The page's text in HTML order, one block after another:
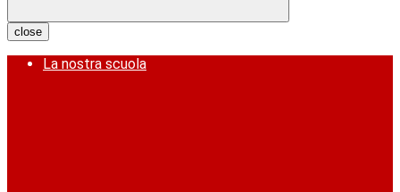
close
La nostra scuola